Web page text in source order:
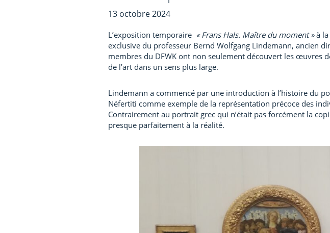
13 octobre 2024
L’exposition temporaire « Frans Hals. Maître du moment »à la
exclusive du professeur Bernd Wolfgang Lindemann, ancien
membres du DFWK ont non seulement découvert les œuvres
de l’art dans un sens plus large.
Lindemann a commencé par une introduction à l’histoire du
Néfertiti comme exemple de la représentation précoce des
Contrairement au portrait grec qui n’était pas forcément la
presque parfaitement à la réalité.